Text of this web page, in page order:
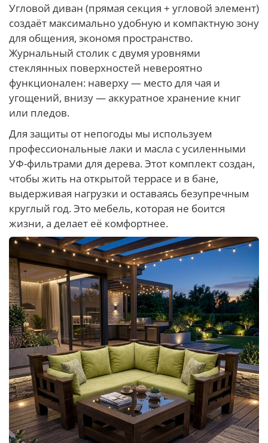
Угловой диван (прямая секция + угловой элемент)
создаёт максимально удобную и компактную зону
для общения, экономя пространство.
Журнальный столик с двумя уровнями
стеклянных поверхностей невероятно
функционален: наверху — место для чая и
угощений, внизу — аккуратное хранение книг
или пледов.
Для защиты от непогоды мы используем
профессиональные лаки и масла с усиленными
УФ-фильтрами для дерева. Этот комплект создан,
чтобы жить на открытой террасе и в бане,
выдерживая нагрузки и оставаясь безупречным
круглый год. Это мебель, которая не боится
жизни, а делает её комфортнее.